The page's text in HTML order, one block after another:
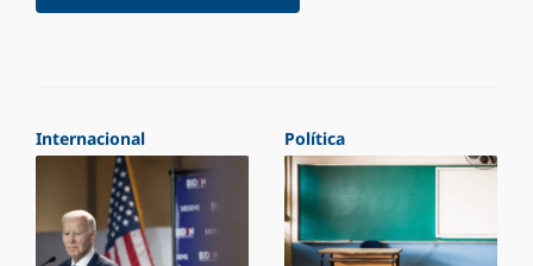
Internacional Política